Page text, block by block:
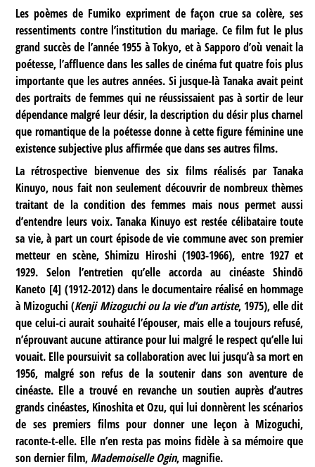
Les poèmes de Fumiko expriment de façon crue sa colère, ses
ressentiments contre l’institution du mariage. Ce film fut le plus
grand succès de l’année 1955 à Tokyo, et à Sapporo d’où venait la
poétesse, l’affluence dans les salles de cinéma fut quatre fois plus
importante que les autres années. Si jusque-là Tanaka avait peint
des portraits de femmes qui ne réussissaient pas à sortir de leur
dépendance malgré leur désir, la description du désir plus charnel
que romantique de la poétesse donne à cette figure féminine une
existence subjective plus affirmée que dans ses autres films.
La rétrospective bienvenue des six films réalisés par Tanaka
Kinuyo, nous fait non seulement découvrir de nombreux thèmes
traitant de la condition des femmes mais nous permet aussi
d’entendre leurs voix. Tanaka Kinuyo est restée célibataire toute
sa vie, à part un court épisode de vie commune avec son premier
metteur en scène, Shimizu Hiroshi (1903-1966), entre 1927 et
1929. Selon l’entretien qu’elle accorda au cinéaste Shindō
Kaneto [4] (1912-2012) dans le documentaire réalisé en hommage
à Mizoguchi (Kenji Mizoguchi ou la vie d’un artiste, 1975), elle dit
que celui-ci aurait souhaité l’épouser, mais elle a toujours refusé,
n’éprouvant aucune attirance pour lui malgré le respect qu’elle lui
vouait. Elle poursuivit sa collaboration avec lui jusqu’à sa mort en
1956, malgré son refus de la soutenir dans son aventure de
cinéaste. Elle a trouvé en revanche un soutien auprès d’autres
grands cinéastes, Kinoshita et Ozu, qui lui donnèrent les scénarios
de ses premiers films pour donner une leçon à Mizoguchi,
raconte-t-elle. Elle n’en resta pas moins fidèle à sa mémoire que
son dernier film, Mademoiselle Ogin, magnifie.